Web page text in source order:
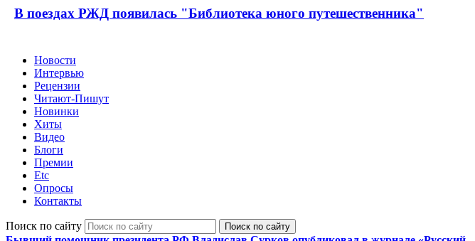
В поездах РЖД появилась "Библиотека юного путешественника"
Новости
Интервью
Рецензии
Читают-Пишут
Новинки
Хиты
Видео
Блоги
Премии
Etc
Опросы
Контакты
Поиск по сайту